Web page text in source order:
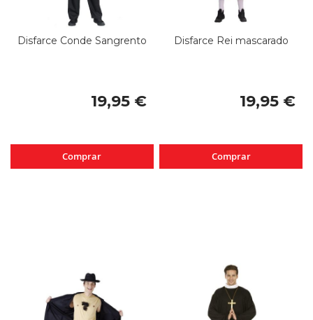
Disfarce Conde Sangrento
19,95 €
Comprar
Disfarce Rei mascarado
19,95 €
Comprar